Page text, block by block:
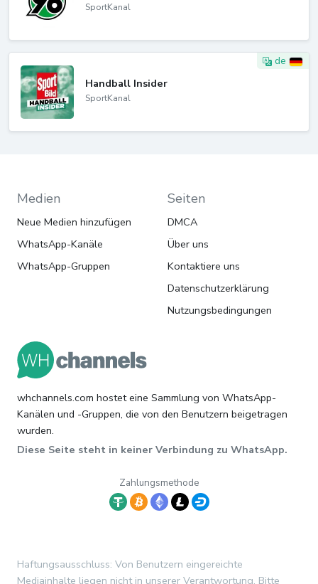
SportKanal
de
Handball Insider
SportKanal
Medien
Neue Medien hinzufügen
WhatsApp-Kanäle
WhatsApp-Gruppen
Seiten
DMCA
Über uns
Kontaktiere uns
Datenschutzerklärung
Nutzungsbedingungen
whchannels.com hostet eine Sammlung von WhatsApp-
Kanälen und -Gruppen, die von den Benutzern beigetragen
wurden.
Diese Seite steht in keiner Verbindung zu WhatsApp.
Zahlungsmethode
Haftungsausschluss: Von Benutzern eingereichte
Mediainhalte liegen nicht in unserer Verantwortung. Bitte